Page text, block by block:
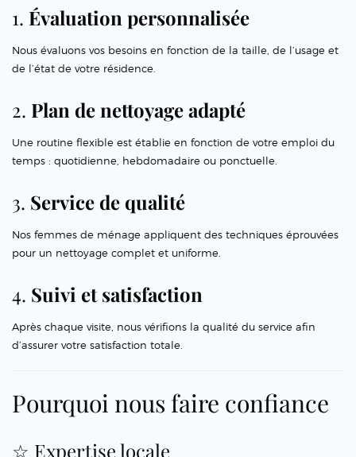
1. Évaluation personnalisée
Nous évaluons vos besoins en fonction de la taille, de l’usage et
de l’état de votre résidence.
2. Plan de nettoyage adapté
Une routine flexible est établie en fonction de votre emploi du
temps : quotidienne, hebdomadaire ou ponctuelle.
3. Service de qualité
Nos femmes de ménage appliquent des techniques éprouvées
pour un nettoyage complet et uniforme.
4. Suivi et satisfaction
Après chaque visite, nous vérifions la qualité du service afin
d’assurer votre satisfaction totale.
Pourquoi nous faire confiance
☆ Expertise locale